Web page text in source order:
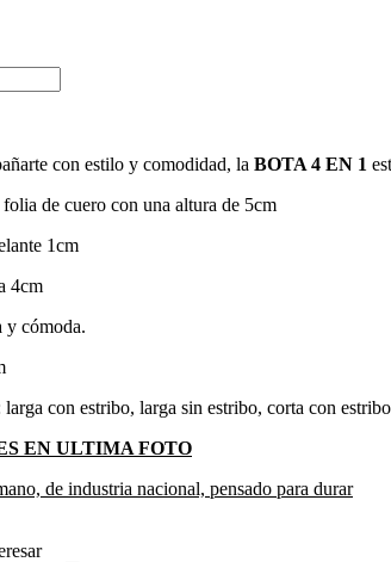
con estilo y comodidad, la BOTA 4 EN 1
folia de cuero con una altura de 5cm
1cm
4cm
y cómoda.
larga con estribo, larga sin estribo, corta con
EN ULTIMA FOTO
de industria nacional, pensado para durar